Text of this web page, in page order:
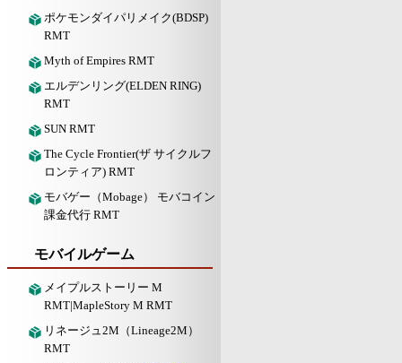
ポケモンダイパリメイク(BDSP)
RMT
Myth of Empires RMT
エルデンリング(ELDEN RING)
RMT
SUN RMT
The Cycle Frontier(ザ サイクルフ
ロンティア) RMT
モバゲー（Mobage） モバコイン
課金代行 RMT
モバイルゲーム
メイプルストーリー M
RMT|MapleStory M RMT
リネージュ2M（Lineage2M）
RMT